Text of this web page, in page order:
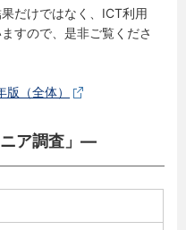
だけではなく、ICT利用
すので、是非ご覧くださ
（全体）
ア調査」―